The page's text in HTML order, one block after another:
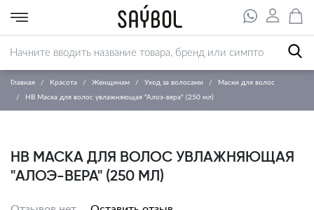
Главная Красота Женщинам Уход за волосами Маски для волос
HB Маска для волос увлажняющая "Алоэ-вера" (250 мл)
HB МАСКА ДЛЯ ВОЛОС УВЛАЖНЯЮЩАЯ
"АЛОЭ-ВЕРА" (250 МЛ)